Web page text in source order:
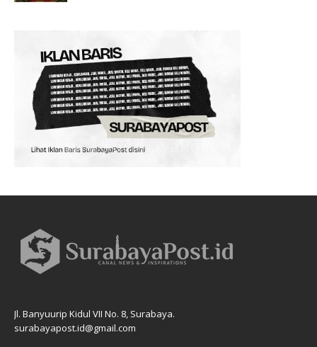
Jl. Banyuurip Kidul VII No. 8, Surabaya.
surabayapost.id@gmail.com